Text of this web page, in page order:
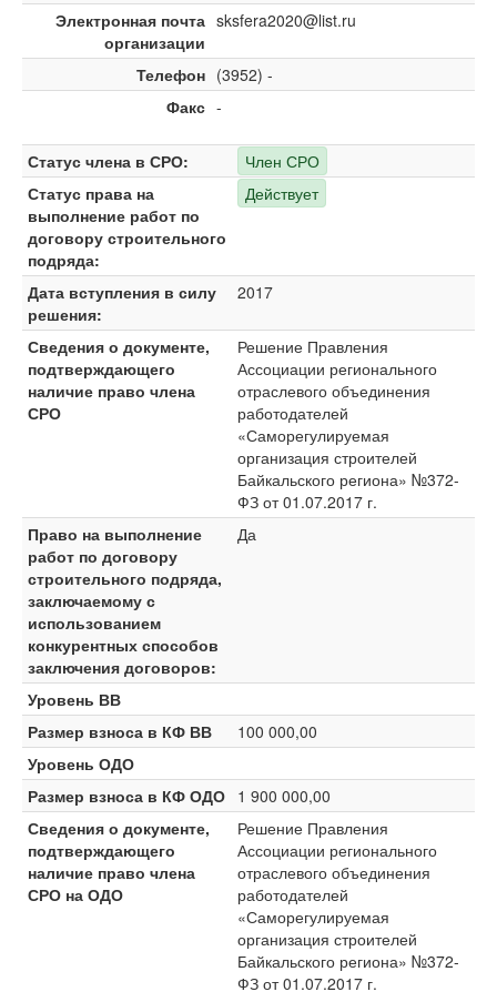
Электронная почта
организации
sksfera2020@list.ru
Телефон (3952) -
Факс -
Статус члена в СРО:
Член СРО
Статус права на
выполнение работ по
договору строительного
подряда:
Действует
Дата вступления в силу
решения:
2017
Сведения о документе,
подтверждающего
наличие право члена
СРО
Решение Правления
Ассоциации регионального
отраслевого объединения
работодателей
«Саморегулируемая
организация строителей
Байкальского региона» №372-
ФЗ от 01.07.2017 г.
Право на выполнение
работ по договору
строительного подряда,
заключаемому с
использованием
конкурентных способов
заключения договоров:
Да
Уровень ВВ
Размер взноса в КФ ВВ
100 000,00
Уровень ОДО
Размер взноса в КФ ОДО 1 900 000,00
Сведения о документе,
подтверждающего
наличие право члена
СРО на ОДО
Решение Правления
Ассоциации регионального
отраслевого объединения
работодателей
«Саморегулируемая
организация строителей
Байкальского региона» №372-
ФЗ от 01.07.2017 г.